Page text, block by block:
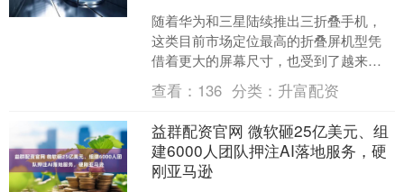
随着华为和三星陆续推出三折叠手机，
这类目前市场定位最高的折叠屏机型凭
借着更大的屏幕尺寸，也受到了越来越
多消费者的关注。在华为现款三折叠机
型Mate XTs非凡大....
查看： 136 分类： 升富配资
益群配资官网 微软砸25亿美元、组
建6000人团队押注AI落地服务，硬
刚亚马逊